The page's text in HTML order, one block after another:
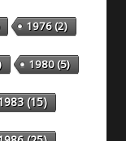
1976(2)
1980(5)
(15)